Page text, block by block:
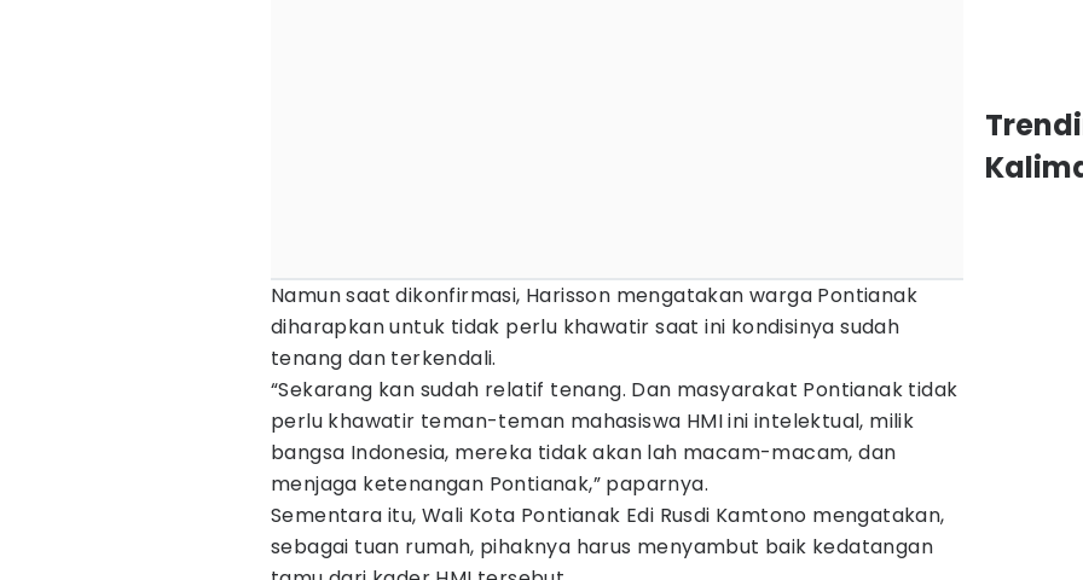
Namun saat dikonfirmasi, Harisson mengatakan warga Pontianak
diharapkan untuk tidak perlu khawatir saat ini kondisinya sudah
tenang dan terkendali.
“Sekarang kan sudah relatif tenang. Dan masyarakat Pontianak tidak
perlu khawatir teman-teman mahasiswa HMI ini intelektual, milik
bangsa Indonesia, mereka tidak akan lah macam-macam, dan
menjaga ketenangan Pontianak,” paparnya.
Sementara itu, Wali Kota Pontianak Edi Rusdi Kamtono mengatakan,
sebagai tuan rumah, pihaknya harus menyambut baik kedatangan